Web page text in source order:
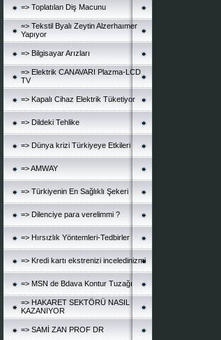
=> Toplatılan Diş Macunu
=> Tekstil Byalı Zeytin Alzerhaımer
Yapıyor
=> Bilgisayar Arızları
=> Elektrik CANAVARI Plazma-LCD
TV
=> Kapalı Cihaz Elektrik Tüketiyor
=> Dildeki Tehlike
=> Dünya krizi Türkiyeye Etkileri
=> AMWAY
=> Türkiyenin En Sağlıklı Şekeri
=> Dilenciye para verelimmi ?
=> Hırsızlık Yöntemleri-Tedbirler
=> Kredi kartı ekstrenizi inceledinizmi
=> MSN de Bdava Kontur Tuzağı
=> HAKARET SEKTÖRÜ NASIL
KAZANIYOR
=> SAMİ ZAN PROF DR